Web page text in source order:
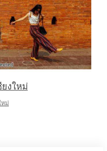
ยงใหม่
หม่